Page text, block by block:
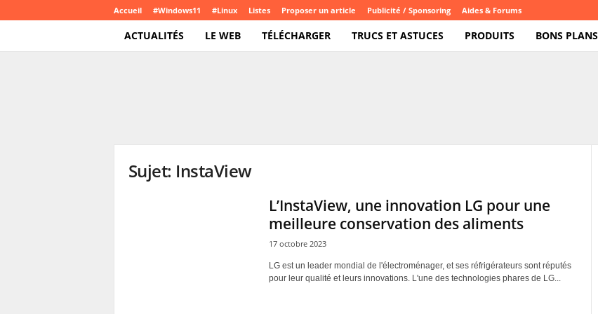
Accueil #Windows11 #Linux Listes Proposer un article Publicité / Sponsoring Aides & Forums
ACTUALITÉS LE WEB TÉLÉCHARGER TRUCS ET ASTUCES PRODUITS BONS PLANS
Sujet: InstaView
L’InstaView, une innovation LG pour une
meilleure conservation des aliments
17 octobre 2023
LG est un leader mondial de l'électroménager, et ses réfrigérateurs sont réputés
pour leur qualité et leurs innovations. L'une des technologies phares de LG...